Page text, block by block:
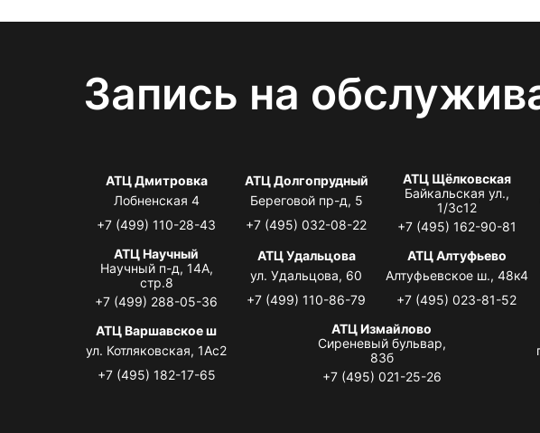
Запись на
АТЦ Дмитровка
Лобненская 4
+7 (499) 110-28-43
АТЦ Долгопрудный
Береговой пр-д, 5
+7 (495) 032-08-22
АТЦ Щёлковская
Байкальская ул.,
1/3с12
+7 (495) 162-90-81
АТЦ Научный
Научный п-д, 14А,
стр.8
+7 (499) 288-05-36
АТЦ Удальцова
ул. Удальцова, 60
+7 (499) 110-86-79
АТЦ Алтуфьево
Алтуфьевское ш., 48к4
+7 (495) 023-81-52
АТЦ Варшавское ш
ул. Котляковская, 1Ас2
+7 (495) 182-17-65
АТЦ Измайлово
Сиреневый бульвар,
83б
+7 (495) 021-25-26